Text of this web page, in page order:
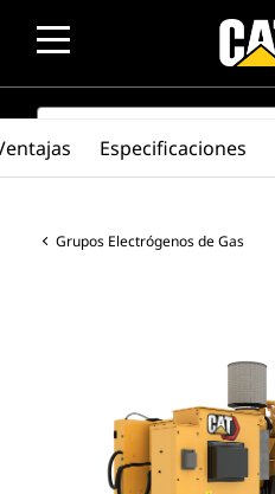
SEARCH
Grupos Electrógenos de Gas
Especificaciones